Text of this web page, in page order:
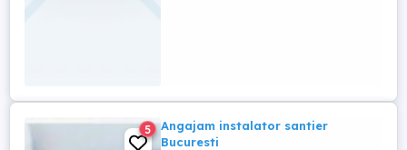
5
Angajam instalator santier
Bucuresti